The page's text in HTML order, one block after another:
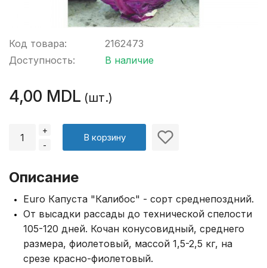
Код товара:
Доступность:
2162473
В наличие
4,00 MDL (шт.)
+
-
В корзину
Описание
Euro Капуста "Калибос" - сорт среднепоздний.
От высадки рассады до технической спелости
105-120 дней. Кочан конусовидный, среднего
размера, фиолетовый, массой 1,5-2,5 кг, на
срезе красно-фиолетовый.